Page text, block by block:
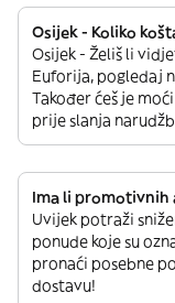
Osijek - Koliko
Osijek - Želiš li
Euforija, pogledaj
Također ćeš je
prije slanja
Ima li promotivnih
Uvijek potraži
ponude koje su
pronaći posebne
dostavu!